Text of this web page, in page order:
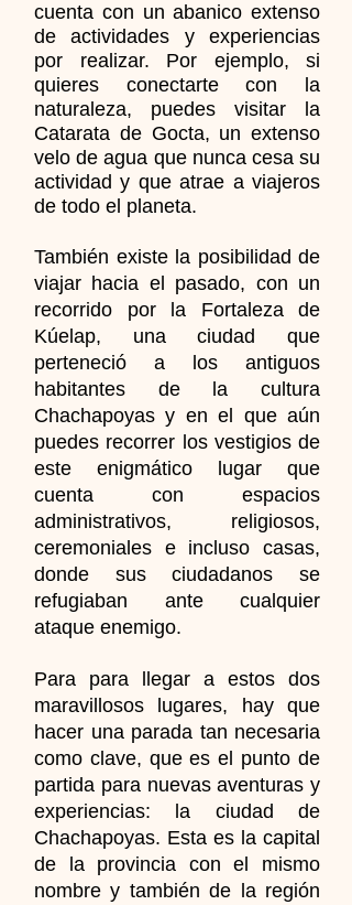
cuenta con un abanico extenso
de actividades y experiencias
por realizar. Por ejemplo, si
quieres conectarte con la
naturaleza, puedes visitar la
Catarata de Gocta, un extenso
velo de agua que nunca cesa su
actividad y que atrae a viajeros
de todo el planeta.
También existe la posibilidad de
viajar hacia el pasado, con un
recorrido por la Fortaleza de
Kúelap, una ciudad que
perteneció a los antiguos
habitantes de la cultura
Chachapoyas y en el que aún
puedes recorrer los vestigios de
este enigmático lugar que
cuenta con espacios
administrativos, religiosos,
ceremoniales e incluso casas,
donde sus ciudadanos se
refugiaban ante cualquier
ataque enemigo.
Para para llegar a estos dos
maravillosos lugares, hay que
hacer una parada tan necesaria
como clave, que es el punto de
partida para nuevas aventuras y
experiencias: la ciudad de
Chachapoyas. Esta es la capital
de la provincia con el mismo
nombre y también de la región